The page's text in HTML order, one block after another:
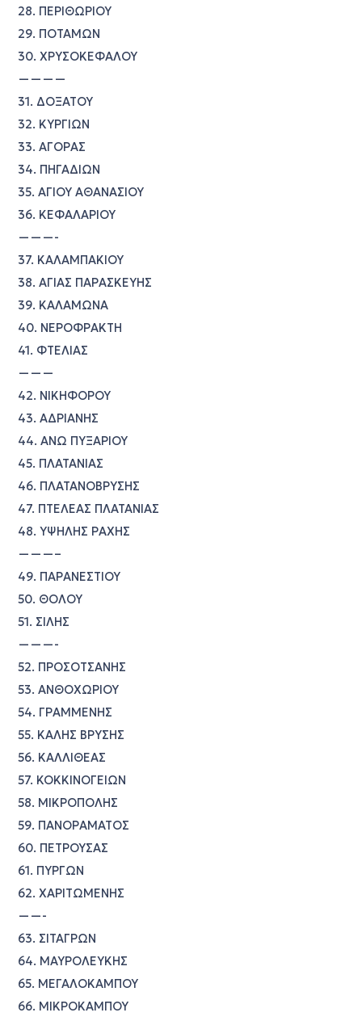
28. ΠΕΡΙΘΩΡΙΟΥ
29. ΠΟΤΑΜΩΝ
30. ΧΡΥΣΟΚΕΦΑΛΟΥ
————
31. ΔΟΞΑΤΟΥ
32. ΚΥΡΓΙΩΝ
33. ΑΓΟΡΑΣ
34. ΠΗΓΑΔΙΩΝ
35. ΑΓΙΟΥ ΑΘΑΝΑΣΙΟΥ
36. ΚΕΦΑΛΑΡΙΟΥ
———-
37. ΚΑΛΑΜΠΑΚΙΟΥ
38. ΑΓΙΑΣ ΠΑΡΑΣΚΕΥΗΣ
39. ΚΑΛΑΜΩΝΑ
40. ΝΕΡΟΦΡΑΚΤΗ
41. ΦΤΕΛΙΑΣ
———
42. ΝΙΚΗΦΟΡΟΥ
43. ΑΔΡΙΑΝΗΣ
44. ΑΝΩ ΠΥΞΑΡΙΟΥ
45. ΠΛΑΤΑΝΙΑΣ
46. ΠΛΑΤΑΝΟΒΡΥΣΗΣ
47. ΠΤΕΛΕΑΣ ΠΛΑΤΑΝΙΑΣ
48. ΥΨΗΛΗΣ ΡΑΧΗΣ
———–
49. ΠΑΡΑΝΕΣΤΙΟΥ
50. ΘΟΛΟΥ
51. ΣΙΛΗΣ
———-
52. ΠΡΟΣΟΤΣΑΝΗΣ
53. ΑΝΘΟΧΩΡΙΟΥ
54. ΓΡΑΜΜΕΝΗΣ
55. ΚΑΛΗΣ ΒΡΥΣΗΣ
56. ΚΑΛΛΙΘΕΑΣ
57. ΚΟΚΚΙΝΟΓΕΙΩΝ
58. ΜΙΚΡΟΠΟΛΗΣ
59. ΠΑΝΟΡΑΜΑΤΟΣ
60. ΠΕΤΡΟΥΣΑΣ
61. ΠΥΡΓΩΝ
62. ΧΑΡΙΤΩΜΕΝΗΣ
——-
63. ΣΙΤΑΓΡΩΝ
64. ΜΑΥΡΟΛΕΥΚΗΣ
65. ΜΕΓΑΛΟΚΑΜΠΟΥ
66. ΜΙΚΡΟΚΑΜΠΟΥ